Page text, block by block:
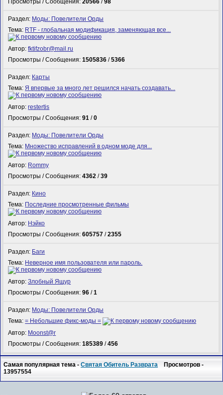
Просмотры / Сообщения:20566 /98
Раздел: Моды: Повелители Орды
Тема: RTF - глобальная модификация, заменяющая все...
Автор:fktifzobr@mail.ru
Просмотры / Сообщения:1505836 /5366
Раздел: Карты
Тема:Я впервые за много лет решился начать создавать...
Автор:restertis
Просмотры / Сообщения:91 /0
Раздел: Моды: Повелители Орды
Тема: Множество исправлений в одном моде для...
Автор: Rommy
Просмотры / Сообщения:4362 /39
Раздел: Кино
Тема: Последние просмотренные фильмы
Автор: Нэйко
Просмотры / Сообщения:605757 /2355
Раздел: Баги
Тема: Неверное имя пользователя или пароль.
Автор:Злобный Ящур
Просмотры / Сообщения:96 /1
Раздел: Моды: Повелители Орды
Тема:= Небольшие фикс-моды =
Автор: Mооnst@r
Просмотры / Сообщения:185389 /456
Самая популярная тема -Святая Обитель Разврата Просмотров -
13957554